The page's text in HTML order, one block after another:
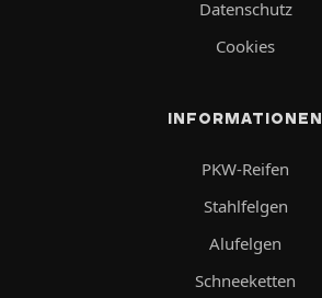
Datenschutz
Cookies
INFORMATIONEN
PKW-Reifen
Stahlfelgen
Alufelgen
Schneeketten